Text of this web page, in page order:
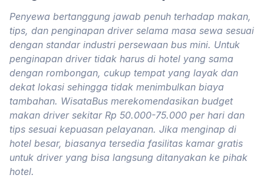
Penyewa bertanggung jawab penuh terhadap makan,
tips, dan penginapan driver selama masa sewa sesuai
dengan standar industri persewaan bus mini. Untuk
penginapan driver tidak harus di hotel yang sama
dengan rombongan, cukup tempat yang layak dan
dekat lokasi sehingga tidak menimbulkan biaya
tambahan. WisataBus merekomendasikan budget
makan driver sekitar Rp 50.000-75.000 per hari dan
tips sesuai kepuasan pelayanan. Jika menginap di
hotel besar, biasanya tersedia fasilitas kamar gratis
untuk driver yang bisa langsung ditanyakan ke pihak
hotel.